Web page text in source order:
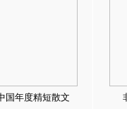
国年度精短散文